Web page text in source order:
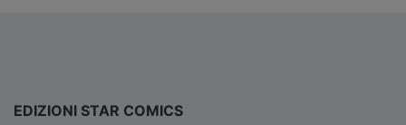
EDIZIONI STAR COMICS